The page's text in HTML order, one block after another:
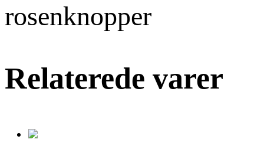
rosenknopper
Relaterede varer